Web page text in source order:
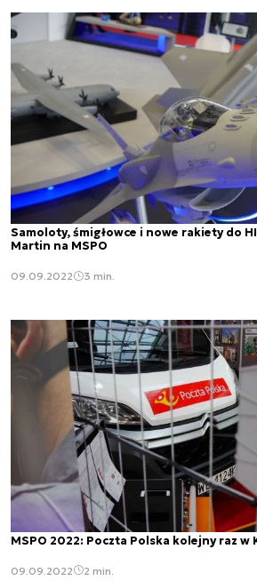
Samoloty, śmigłowce i nowe rakiety do
Martin na MSPO
09.09.2022 3 min.
MSPO 2022: Poczta Polska kolejny raz w
09.09.2022 2 min.